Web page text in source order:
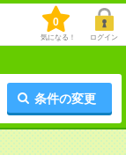
0
気になる！ ログイン
条件の変更